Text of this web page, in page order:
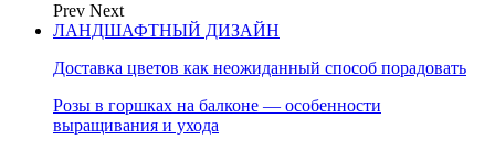
Prev Next
ЛАНДШАФТНЫЙ ДИЗАЙН
Доставка цветов как неожиданный способ порадовать
Розы в горшках на балконе — особенности
выращивания и ухода